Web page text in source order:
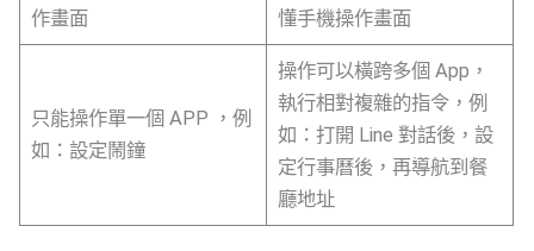
作畫面
懂手機操作畫面
只能操作單一個 APP ，例
如：設定鬧鐘
操作可以橫跨多個 App，
執行相對複雜的指令，例
如：打開 Line 對話後，設
定行事曆後，再導航到餐
廳地址